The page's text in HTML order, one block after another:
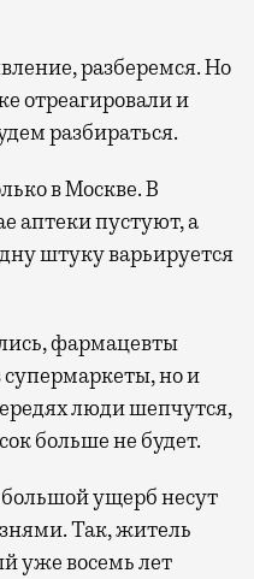
разберемся. Но
отреагировали и
разбираться.
в Москве. В
аптеки пустуют, а
штуку варьируется
фармацевты
но и
люди шепчутся,
больше не будет.
ущерб несут
Так, житель
уже восемь лет